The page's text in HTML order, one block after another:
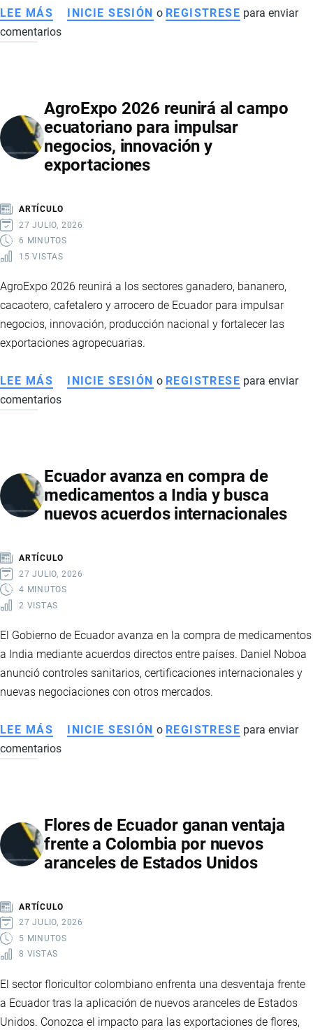
LEE MÁS SOBRE
LUNDIN
PARA
ADQUIRIR
PROYECTOS
MINEROS
MINERALS
EN
ECUADOR
INICIE SESIÓN o REGISTRESE para enviar
comentarios
AgroExpo 2026 reunirá al campo
ecuatoriano para impulsar
negocios, innovación y
exportaciones
ARTÍCULO
27 JULIO, 2026
6 MINUTOS
15 VISTAS
AgroExpo 2026 reunirá a los sectores ganadero, bananero,
cacaotero, cafetalero y arrocero de Ecuador para impulsar
negocios, innovación, producción nacional y fortalecer las
exportaciones agropecuarias.
LEE MÁS SOBRE
AGROEXPO
CAMPO
ECUATORIANO
PARA
INNOVACIÓN
Y
EXPORTACIONES
INICIE SESIÓN o REGISTRESE para enviar
comentarios
Ecuador avanza en compra de
medicamentos a India y busca
nuevos acuerdos internacionales
ARTÍCULO
27 JULIO, 2026
4 MINUTOS
2 VISTAS
El Gobierno de Ecuador avanza en la compra de medicamentos
a India mediante acuerdos directos entre países. Daniel Noboa
anunció controles sanitarios, certificaciones internacionales y
nuevas negociaciones con otros mercados.
LEE MÁS SOBRE
ECUADOR
DE
MEDICAMENTOS
A
BUSCA
NUEVOS
ACUERDOS
INICIE SESIÓN o REGISTRESE para enviar
comentarios
Flores de Ecuador ganan ventaja
frente a Colombia por nuevos
aranceles de Estados Unidos
ARTÍCULO
27 JULIO, 2026
5 MINUTOS
8 VISTAS
El sector floricultor colombiano enfrenta una desventaja frente
a Ecuador tras la aplicación de nuevos aranceles de Estados
Unidos. Conozca el impacto para las exportaciones de flores,